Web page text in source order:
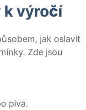
k výročí
jak oslavit
Zde jsou
piva.